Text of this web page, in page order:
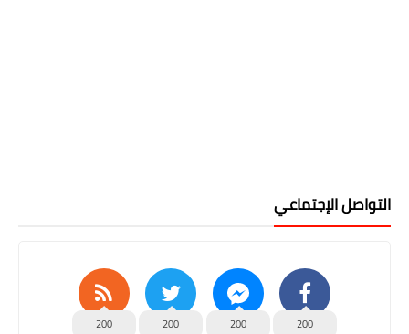
التواصل الإجتماعي
200
200
200
200